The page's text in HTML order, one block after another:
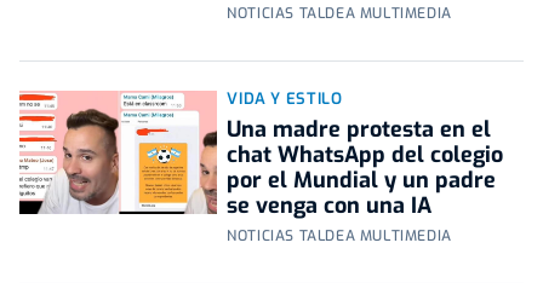
NOTICIAS TALDEA MULTIMEDIA
VIDA Y ESTILO
Una madre protesta en el
chat WhatsApp del colegio
por el Mundial y un padre
se venga con una IA
NOTICIAS TALDEA MULTIMEDIA